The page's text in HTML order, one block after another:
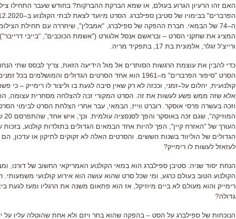
האם זהו הרעיון הגרוע בעולם או שמא הברקת ההברקות? בחודש שעבר התחילו
הפרברים" בבימויו של סטיבן ספילברג הסרט מיועד לצאת לבתי הקולנוע ב–
ה–
74 של הבמאי חברת ההפקה של ספילברג , "אמבלין", שיחררה עם תחילת
המציג את שחקני הסרט – ובראשם אנסל אלגורט ("אשמת הכוכבים", "בייבי דרייבר")
ורייצ'ל זגלר אלמונית בת 17 בתפקיד מריה
כדי להבין את עוצמת הרגשות הסותרים אל מול הידיעה הזאת צריך לבסס שתי
הסרט "סיפור הפרברים" מ–
1961 הוא אחד הסרטים הגדולים והמושלמים בכל
קולנועית יהלום על–זמני וככזה לא רק שאין סיבה לגעת בו וליצור לו רימייק – כי
אלא שזה ממש פשע לעשות את זה
הסרט המקורי זכה להצלחה מסחרית עצומה
וזכה בעשרה פרסי אוסקר רוברט ווייז הבמאי עבר אחרי הצלחת הסרט לבימוי
המוזיקה", שגם זכה באוסקר והפך לסנסציה עולמית וכך איש אחד שהתפרסם 20
העורך של "האזרח קיין", הפך להיות אחד הבמאים הגדולים בתולדות קולנוע בזכות
הגדולים של הוליווד בשנות הששים
והסרטים האלה לא זקוקים לתיקון או עדכון הם
לעזאזל לעשות לו רימייק?
הנחת יסוד שניה: סטיבן ספילברג הוא במאי הקולנוע האמריקאי החשוב של דורנו
הקולנוע הטוב בעולם כרגע ומי שכל סרט שהוא עושה הוא אירוע קולנועי משמעותי
רימייק והוא מעולם לא ביים מיוזיקל אז הוא פתאום משנה את הרגליו ומעז לגעת
גדולה?
הנוכחות של ספילברג על הסט – בהפקה שהוא בחר ויזם ולא אחת שהוטלה עליו על